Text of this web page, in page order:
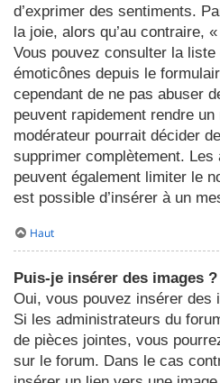
d’exprimer des sentiments.
la joie, alors qu’au contraire,
Vous pouvez consulter la liste
émoticônes depuis le
cependant de ne pas abuser
peuvent rapidement rendre
modérateur pourrait décider
supprimer complètement.
peuvent également limiter le
est possible d’insérer à un
Haut
Puis-je insérer des images ?
Oui, vous pouvez insérer des
Si les administrateurs du
de pièces jointes, vous
sur le forum. Dans le cas